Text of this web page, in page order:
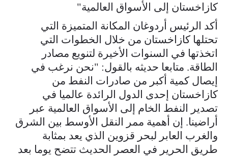
كازاخستان إلى الأسواق العالمية"
أكد الرئيس أردوغان المكانة المتميزة التي
تحتلها كازاخستان من خلال الخطوات التي
اتخذتها في السنوات الأخيرة لتنويع مصادر
الطاقة. متابعا حديثه بالقول: "نحن نرغب في
إيصال كمية أكبر من صادرات النفط من
كازاخستان إحدى الدول الرائدة عالميا في
تصدير النفط الخام إلى الأسواق العالمية عبر
أراضينا. إن أهمية ممر النقل الأوسط بين الشرق
والغرب العابر لبحر قزوين الذي يعد بمثابة
طريق الحرير في العصر الحديث تتضح يوما بعد